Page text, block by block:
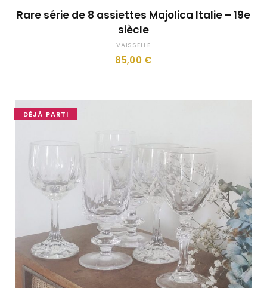
Rare série de 8 assiettes Majolica Italie – 19e
siècle
VAISSELLE
85,00 €
DÉJÀ PARTI